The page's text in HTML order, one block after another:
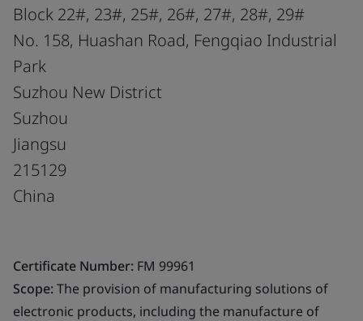
Block 22#, 23#, 25#, 26#, 27#, 28#, 29#
No. 158, Huashan Road, Fengqiao Industrial
Park
Suzhou New District
Suzhou
Jiangsu
215129
China
Certificate Number: FM 99961
Scope:The provision of manufacturing solutions of
electronic products, including the manufacture of